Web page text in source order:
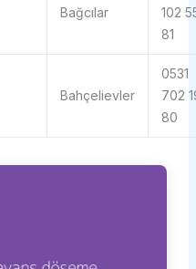
Bağcılar
102
81
Bahçelievler
0531
702
80